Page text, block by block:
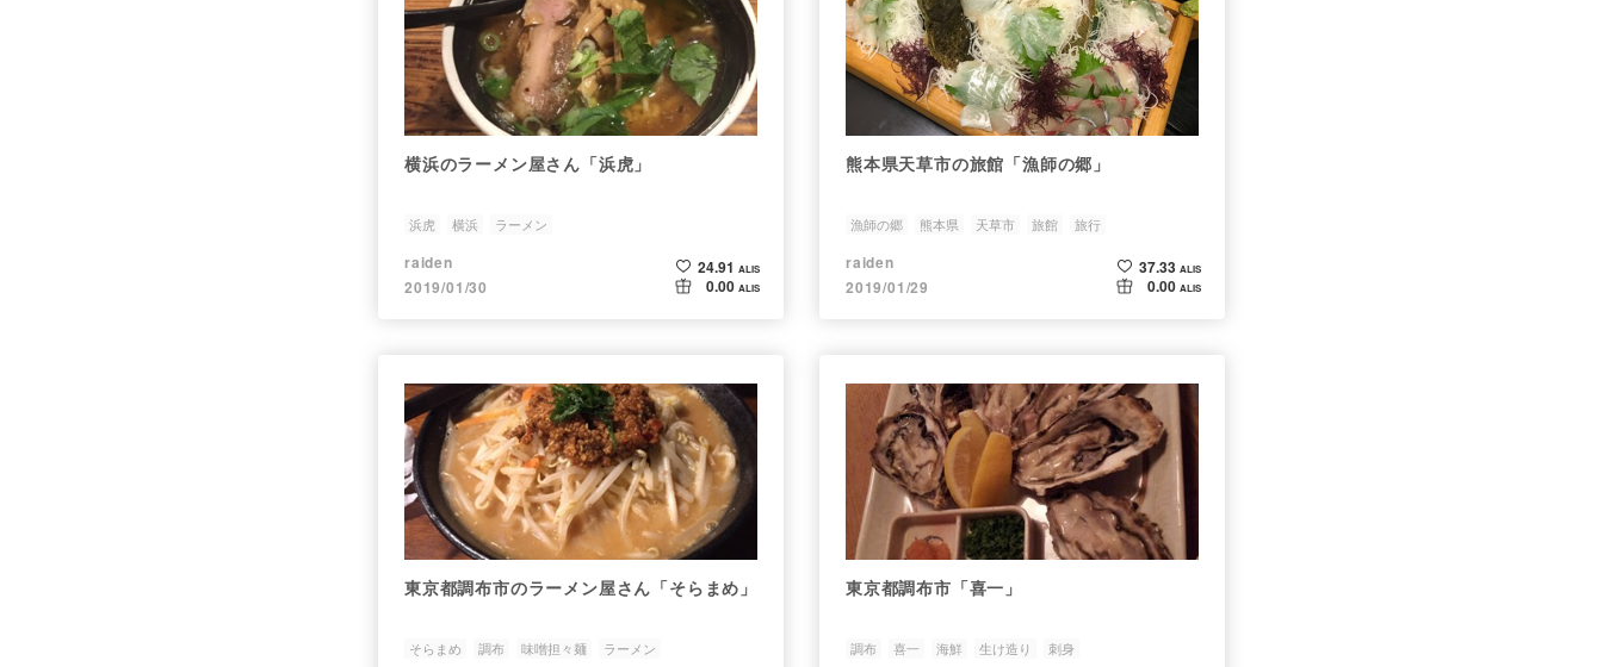
横浜のラーメン屋さん「浜虎」
浜虎 横浜 ラーメン
raiden
2019/01/30
24.91 ALIS
0.00 ALIS
熊本県天草市の旅館「漁師の郷」
漁師の郷 熊本県 天草市 旅館 旅行
raiden
2019/01/29
37.33 ALIS
0.00 ALIS
東京都調布市のラーメン屋さん「そらまめ」
そらまめ 調布 味噌担々麺
ラーメン
東京都調布市「喜一」
調布 喜一 海鮮 生け造り 刺身